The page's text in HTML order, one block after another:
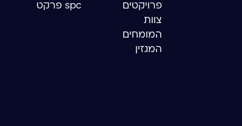
פרויקטים
צוות
המומחים
המגזין
spc פרקט